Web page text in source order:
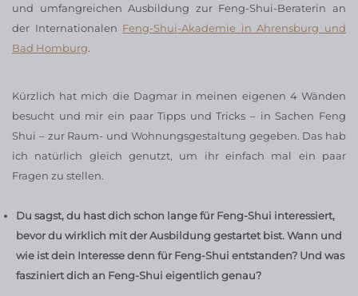
und umfangreichen Ausbildung zur Feng-Shui-Beraterin an
der Internationalen Feng-Shui-Akademie in Ahrensburg und
Bad Homburg.
Kürzlich hat mich die Dagmar in meinen eigenen 4 Wänden
besucht und mir ein paar Tipps und Tricks – in Sachen Feng
Shui – zur Raum- und Wohnungsgestaltung gegeben. Das hab
ich natürlich gleich genutzt, um ihr einfach mal ein paar
Fragen zu stellen.
Du sagst, du hast dich schon lange für Feng-Shui interessiert,
bevor du wirklich mit der Ausbildung gestartet bist. Wann und
wie ist dein Interesse denn für Feng-Shui entstanden? Und was
fasziniert dich an Feng-Shui eigentlich genau?